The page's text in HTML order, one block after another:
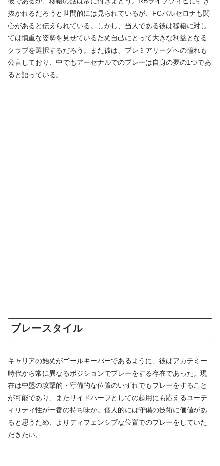
抜かれるだろうと世間的には見られているが、FCバルセロナも関
心があると伝えられている。しかし、当人である彼は移籍に対し
ては慎重な姿勢を見せているため自己にとって大きな利益となる
クラブを選択するだろう。また彼は、プレミアリーグへの憧れも
公言しており、中でもアーセナルでのプレーは自身の夢の1つであ
ると語っている。
プレースタイル
キャリアの始めがゴールキーパーであるように、彼はアカデミー
時代から常に異なるポジションでプレーをする存在であった。現
在は中盤の攻撃的・守備的な位置のいずれでもプレーをすること
が可能であり、またサイドハーフとしての起用にも応えるユーテ
ィリティ性が一番の持ち味か。個人的には守備の技術に価値があ
ると思うため、よりディフェンシブな位置でのプレーをしていた
だきたい。